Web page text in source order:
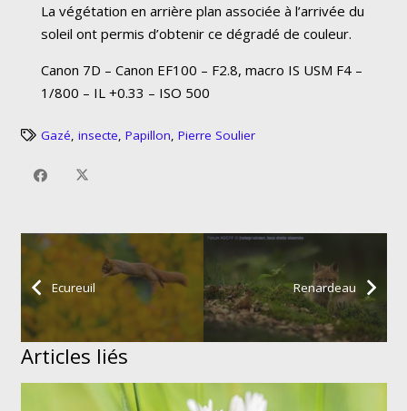
La végétation en arrière plan associée à l’arrivée du
soleil ont permis d’obtenir ce dégradé de couleur.
Canon 7D – Canon EF100 – F2.8, macro IS USM F4 –
1/800 – IL +0.33 – ISO 500
Gazé, insecte, Papillon, Pierre Soulier
Ecureuil Renardeau
Articles liés